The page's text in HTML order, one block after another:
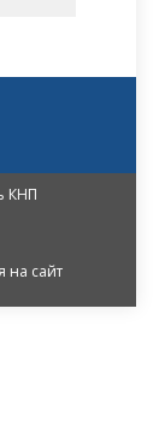
КНП
на сайт